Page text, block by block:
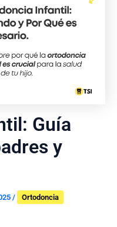
Guía
y
/
Ortodoncia